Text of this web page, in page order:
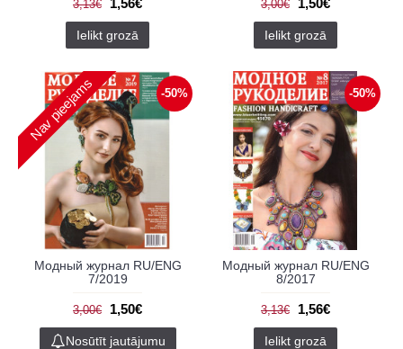
3,13€ 1,56€
Ielikt grozā
3,00€ 1,50€
Ielikt grozā
-50%
Nav pieejams
Модный журнал RU/ENG
7/2019
3,00€ 1,50€
Nosūtīt jautājumu
-50%
Модный журнал RU/ENG
8/2017
3,13€ 1,56€
Ielikt grozā